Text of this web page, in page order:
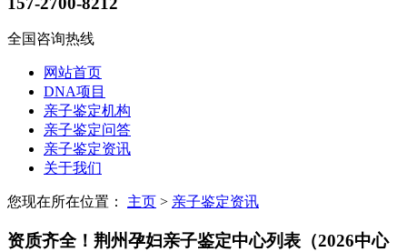
全国咨询热线
网站首页
DNA项目
亲子鉴定机构
亲子鉴定问答
亲子鉴定资讯
关于我们
您现在所在位置： 主页 > 亲子鉴定资讯
资质齐全！荆州孕妇亲子鉴定中心列表（2026中心